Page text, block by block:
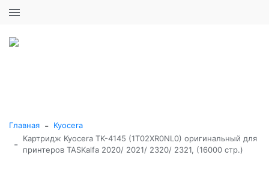
Главная - Kyocera
-
Картридж Kyocera TK-4145 (1T02XR0NL0) оригинальный для
принтеров TASKalfa 2020/ 2021/ 2320/ 2321, (16000 стр.)